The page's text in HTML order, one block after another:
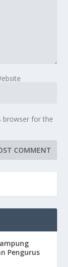
browser for the
Pengurus